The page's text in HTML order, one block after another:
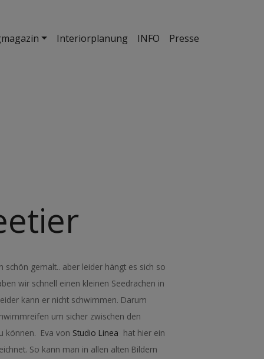
Interiorplanung INFO Presse
schön gemalt.. aber leider hängt es sich so
wir schnell einen kleinen Seedrachen in
kann er nicht schwimmen. Darum
um sicher zwischen den
können. Eva von Studio Linea hat hier ein
So kann man in allen alten Bildern